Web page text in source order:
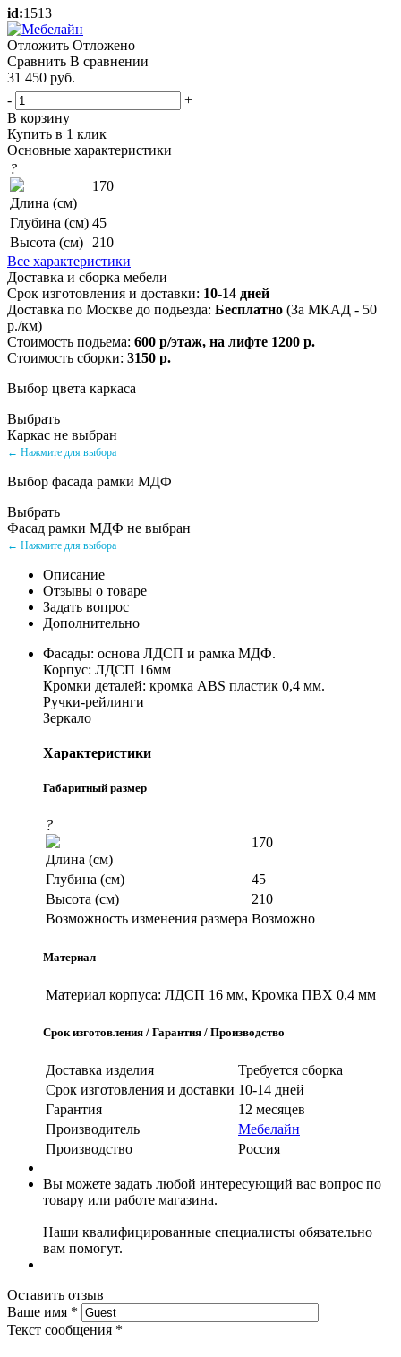
id:1513
Отложить Отложено
Сравнить В сравнении
31 450 руб.
-
+
В корзину
Купить в 1 клик
Основные характеристики
?
Длина (см)
170
Глубина (см) 45
Высота (см)
210
Все характеристики
Доставка и сборка мебели
Срок изготовления и доставки: 10-14 дней
Доставка по Москве до подьезда: Бесплатно (За МКАД - 50
р./км)
Стоимость подьема: 600 р/этаж, на лифте 1200 р.
Стоимость сборки: 3150 р.
Выбор цвета каркаса
Выбрать
Каркас не выбран
← Нажмите для выбора
Выбор фасада рамки МДФ
Выбрать
Фасад рамки МДФ не выбран
← Нажмите для выбора
Описание
Отзывы о товаре
Задать вопрос
Дополнительно
Фасады: основа ЛДСП и рамка МДФ.
Корпус: ЛДСП 16мм
Кромки деталей: кромка ABS пластик 0,4 мм.
Ручки-рейлинги
Зеркало
Характеристики
Габаритный размер
?
Длина (см)
170
Глубина (см)
45
Высота (см)
210
Возможность изменения размера Возможно
Материал
Материал корпуса: ЛДСП 16 мм, Кромка ПВХ 0,4 мм
Срок изготовления / Гарантия / Производство
Доставка изделия
Требуется сборка
Срок изготовления и доставки 10-14 дней
Гарантия
12 месяцев
Производитель
Мебелайн
Производство
Россия
Вы можете задать любой интересующий вас вопрос по
товару или работе магазина.
Наши квалифицированные специалисты обязательно
вам помогут.
Оставить отзыв
Ваше имя *
Текст сообщения *